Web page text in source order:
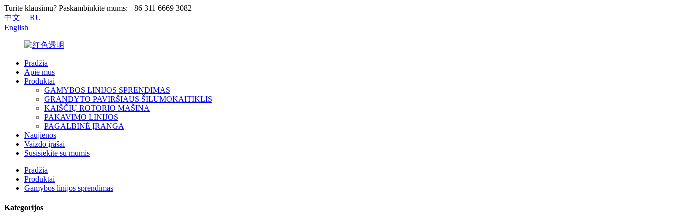
Turite klausimų? Paskambinkite mums: +86 311 6669 3082
中文
RU
English
Pradžia
Apie mus
Produktai
GAMYBOS LINIJOS SPRENDIMAS
GRANDYTO PAVIRŠIAUS ŠILUMOKAITIKLIS
KAIŠČIŲ ROTORIO MAŠINA
PAKAVIMO LINIJOS
PAGALBINĖ ĮRANGA
Naujienos
Vaizdo įrašai
Susisiekite su mumis
Pradžia
Produktai
Gamybos linijos sprendimas
Kategorijos